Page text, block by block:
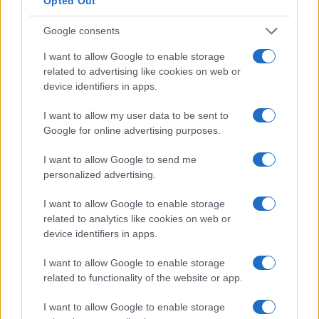
Google consents
I want to allow Google to enable storage
related to advertising like cookies on web or
device identifiers in apps.
I want to allow my user data to be sent to
Google for online advertising purposes.
I want to allow Google to send me
personalized advertising.
I want to allow Google to enable storage
related to analytics like cookies on web or
device identifiers in apps.
I want to allow Google to enable storage
related to functionality of the website or app.
I want to allow Google to enable storage
I nostri cari
I nostri cari
I nostri cari
Giovannimaria Cabras